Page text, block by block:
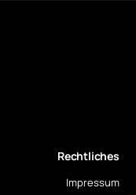
Rechtliches
Impressum